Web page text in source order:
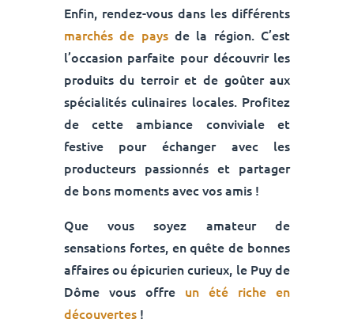
Enfin, rendez-vous dans les différents
marchés de paysde la région. C’est
l’occasion parfaite pour découvrir les
produits du terroir et de goûter aux
spécialités culinaires locales. Profitez
de cette ambiance conviviale et
festive pour échanger avec les
producteurs passionnés et partager
de bons moments avec vos amis !
Que vous soyez amateur de
sensations fortes, en quête de bonnes
affaires ou épicurien curieux, le Puy de
Dôme vous offre un été riche en
découvertes!